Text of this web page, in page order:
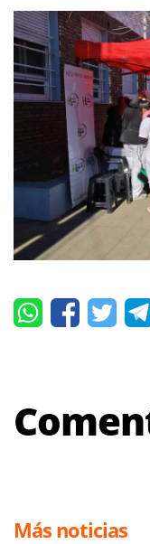
Más noticias